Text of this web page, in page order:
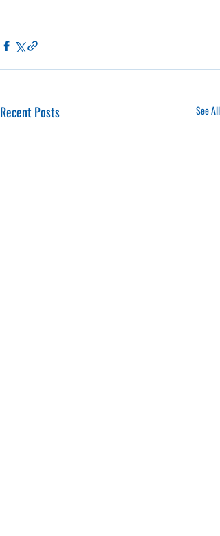
Recent Posts See All